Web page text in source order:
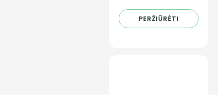
PERŽIŪRĖTI